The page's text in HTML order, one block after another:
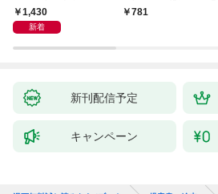
ー大集合 あそべるず
かん
1,430
新着
781
新刊配信予定
キャンペーン